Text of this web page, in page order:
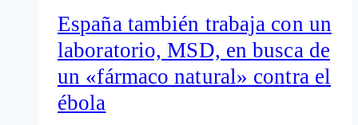
España también trabaja con un
laboratorio, MSD, en busca de
un «fármaco natural» contra el
ébola